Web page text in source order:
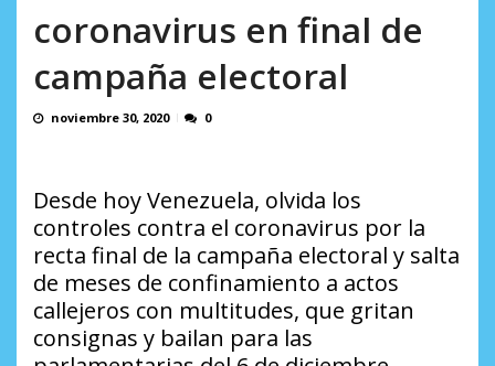
AGOSTO 6, 2026
coronavirus en final de
campaña electoral
noviembre 30, 2020 0
Desde hoy Venezuela, olvida los
controles contra el coronavirus por la
recta final de la campaña electoral y salta
de meses de confinamiento a actos
callejeros con multitudes, que gritan
consignas y bailan para las